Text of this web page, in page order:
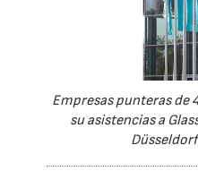
Empresas punteras de
su asistencias a